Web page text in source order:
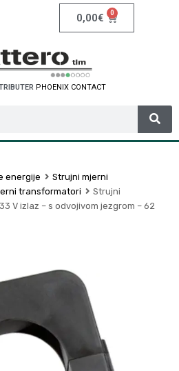
0,00€ 0
PHOENIX CONTACT
energije
Strujni mjerni
transformatori
Strujni
V izlaz – s odvojivom jezgrom – 62